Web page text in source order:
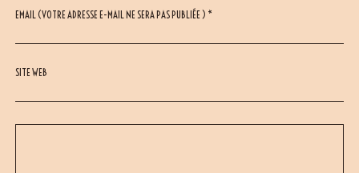
EMAIL (VOTRE ADRESSE E-MAIL NE SERA PAS PUBLIÉE ) *
SITE WEB